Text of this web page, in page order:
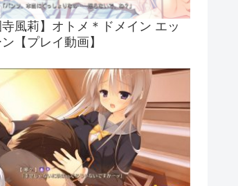
寺風莉】オトメ＊ドメイン エッ
【プレイ動画】